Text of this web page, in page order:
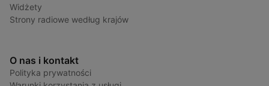
Widżety
Strony radiowe według krajów
O nas i kontakt
Polityka prywatności